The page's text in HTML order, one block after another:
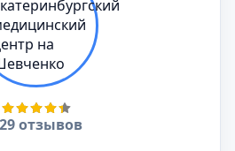
отзывов